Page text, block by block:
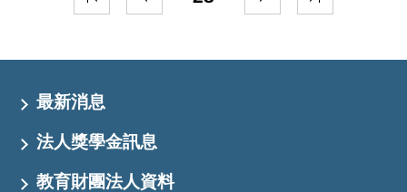
最新消息
法人獎學金訊息
教育財團法人資料